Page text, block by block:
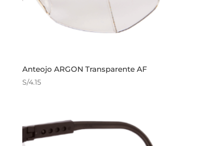
Anteojo ARGON Transparente AF
S/4.15